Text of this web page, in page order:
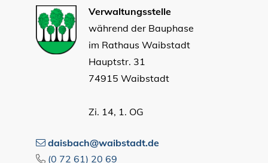
Verwaltungsstelle
während der Bauphase
im Rathaus Waibstadt
Hauptstr. 31
74915 Waibstadt
Zi. 14, 1. OG
daisbach@waibstadt.de
(0 72 61) 20 69